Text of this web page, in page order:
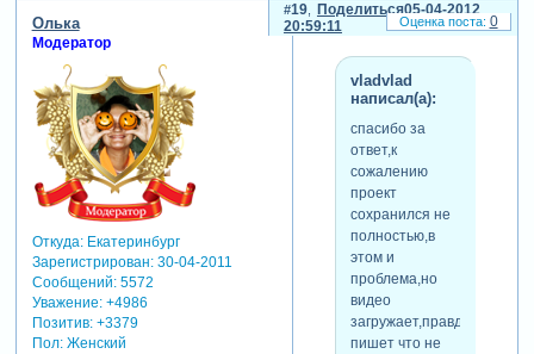
Поделиться
19
05-04-2012
20:59:11
Олька
Модератор
Откуда:Екатеринбург
Зарегистрирован: 30-04-2011
Сообщений:5572
Уважение: +4986
Позитив: +3379
Пол:Женский
vladvlad
написал(а):
спасибо за
ответ,к
сожалению
проект
сохранился не
полностью,в
этом и
проблема,но
видео
загружает,правда
пишет что не
0